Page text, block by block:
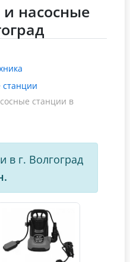
насосные
станции в
в г. Волгоград